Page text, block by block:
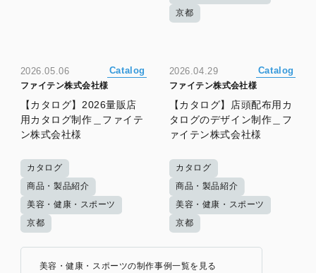
京都
2026.05.06 Catalog
ファイテン株式会社様
【カタログ】2026量販店
用カタログ制作＿ファイテ
ン株式会社様
カタログ
商品・製品紹介
美容・健康・スポーツ
京都
2026.04.29 Catalog
ファイテン株式会社様
【カタログ】店頭配布用カ
タログのデザイン制作＿フ
ァイテン株式会社様
カタログ
商品・製品紹介
美容・健康・スポーツ
京都
美容・健康・スポーツの制作事例一覧を見る